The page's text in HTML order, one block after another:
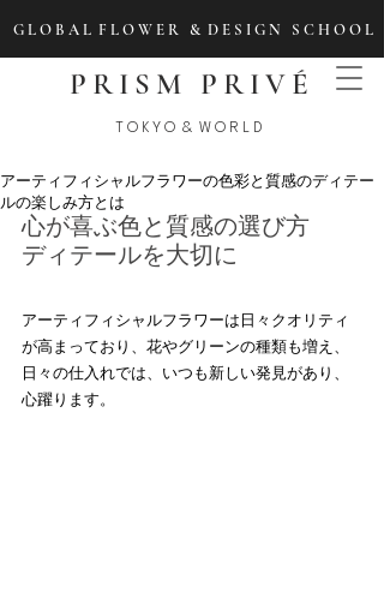
G L O B A L F L O W E R & D E S I G N S C H O O L
PRISM PRIVÉ
T O K Y O & W O R L D
アーティフィシャルフラワーの色彩と質感のディテー
ルの楽しみ方とは
心が喜ぶ色と質感の選び方
ディテールを大切に
アーティフィシャルフラワーは日々クオリティ
が高まっており、花やグリーンの種類も増え、
日々の仕入れでは、いつも新しい発見があり、
心躍ります。